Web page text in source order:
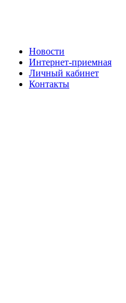
Новости
Интернет-приемная
Личный кабинет
Контакты